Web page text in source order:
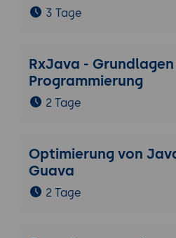
3 Tage
RxJava -
Programmierung
2 Tage
Optimierung von
Guava
2 Tage